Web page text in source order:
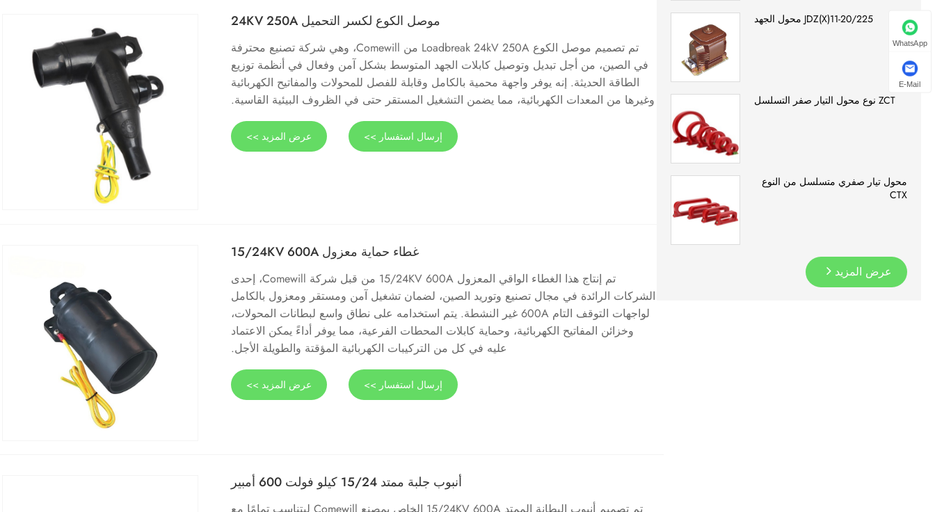
JDZ(X)11-20/225 محول الجهد
ZCT نوع محول التيار صفر التسلسل
محول تيار صفري متسلسل من النوع
CTX
عرض المزيد
موصل الكوع لكسر التحميل 24KV 250A
تم تصميم موصل الكوع Loadbreak 24kV 250A من Comewill، وهي شركة تصنيع محترفة
في الصين، من أجل تبديل وتوصيل كابلات الجهد المتوسط ​​بشكل آمن وفعال في أنظمة توزيع
الطاقة الحديثة. إنه يوفر واجهة محمية بالكامل وقابلة للفصل للمحولات والمفاتيح الكهربائية
وغيرها من المعدات الكهربائية، مما يضمن التشغيل المستقر حتى في الظروف البيئية القاسية.
عرض المزيد >> إرسال استفسار >>
غطاء حماية معزول 15/24KV 600A
تم إنتاج هذا الغطاء الواقي المعزول 15/24KV 600A من قبل شركة Comewill، إحدى
الشركات الرائدة في مجال تصنيع وتوريد الصين، لضمان تشغيل آمن ومستقر ومعزول بالكامل
لواجهات التوقف التام 600A غير النشطة. يتم استخدامه على نطاق واسع لبطانات المحولات،
وخزائن المفاتيح الكهربائية، وحماية كابلات المحطات الفرعية، مما يوفر أداءً يمكن الاعتماد
عليه في كل من التركيبات الكهربائية المؤقتة والطويلة الأجل.
عرض المزيد >> إرسال استفسار >>
أنبوب جلبة ممتد 15/24 كيلو فولت 600 أمبير
WhatsApp
E-Mail